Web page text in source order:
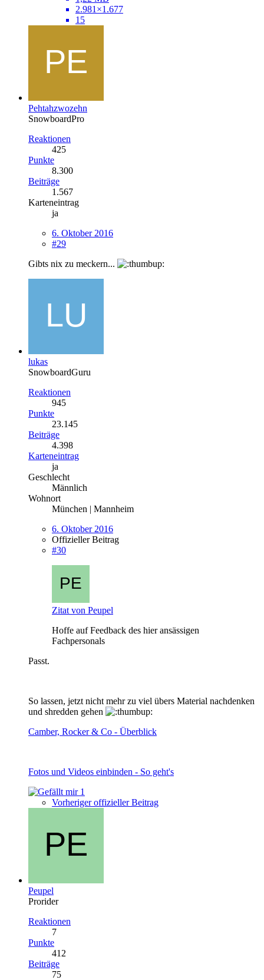
2.981×1.677
15
Pehtahzwozehn
SnowboardPro
Reaktionen
425
Punkte
8.300
Beiträge
1.567
Karteneintrag
ja
6. Oktober 2016
#29
Gibts nix zu meckern...
lukas
SnowboardGuru
Reaktionen
945
Punkte
23.145
Beiträge
4.398
Karteneintrag
ja
Geschlecht
Männlich
Wohnort
München | Mannheim
6. Oktober 2016
Offizieller Beitrag
#30
Zitat von Peupel
Hoffe auf Feedback des hier ansässigen
Fachpersonals
Passt.
So lassen, jetzt nicht mehr zu viel übers Material nachdenken
und shredden gehen
Camber, Rocker & Co - Überblick
Fotos und Videos einbinden - So geht's
1
Vorheriger offizieller Beitrag
Peupel
Prorider
Reaktionen
7
Punkte
412
Beiträge
75